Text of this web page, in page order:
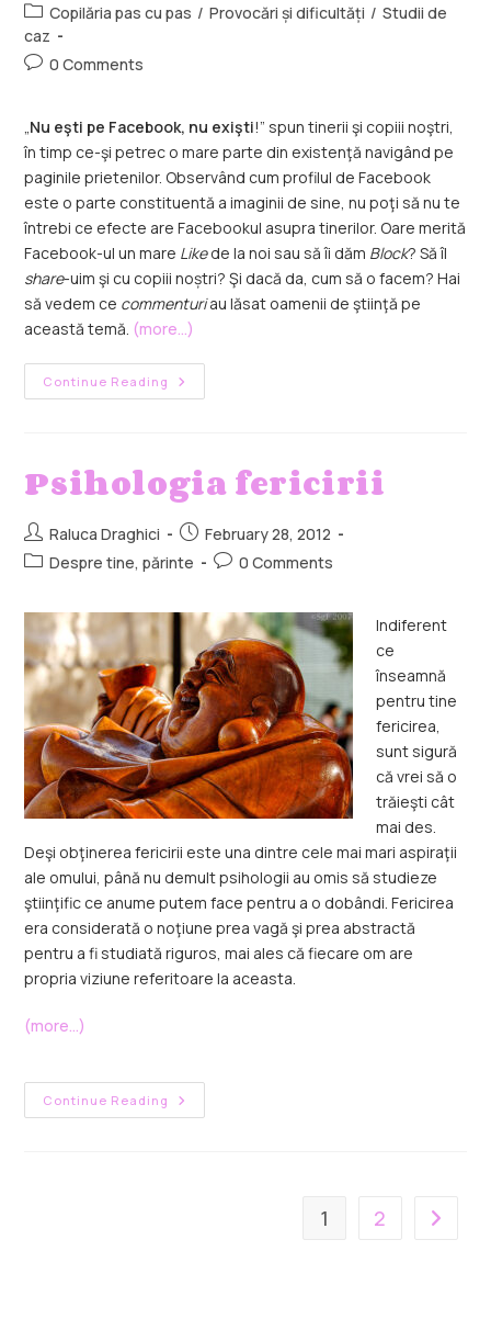
Copilăria pas cu pas / Provocări și dificultăți / Studii de
caz
0 Comments
„Nu eşti pe Facebook, nu exişti!” spun tinerii şi copiii noştri,
în timp ce-şi petrec o mare parte din existenţă navigând pe
paginile prietenilor. Observând cum profilul de Facebook
este o parte constituentă a imaginii de sine, nu poţi să nu te
întrebi ce efecte are Facebookul asupra tinerilor. Oare merită
Facebook-ul un mare Likede la noi sau să îi dăm Block? Să îl
share-uim şi cu copiii noștri? Şi dacă da, cum să o facem? Hai
să vedem ce commenturiau lăsat oamenii de ştiinţă pe
această temă. (more…)
Continue Reading
Psihologia fericirii
Raluca Draghici
February 28, 2012
Despre tine, părinte
0 Comments
Indiferent
ce
înseamnă
pentru tine
fericirea,
sunt sigură
că vrei să o
trăieşti cât
mai des.
Deşi obţinerea fericirii este una dintre cele mai mari aspiraţii
ale omului, până nu demult psihologii au omis să studieze
ştiinţific ce anume putem face pentru a o dobândi. Fericirea
era considerată o noţiune prea vagă şi prea abstractă
pentru a fi studiată riguros, mai ales că fiecare om are
propria viziune referitoare la aceasta.
(more…)
Continue Reading
1 2